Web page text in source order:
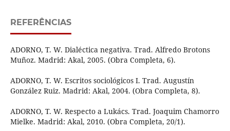
REFERÊNCIAS
ADORNO, T. W. Dialéctica negativa. Trad. Alfredo Brotons
Muñoz. Madrid: Akal, 2005. (Obra Completa, 6).
ADORNO, T. W. Escritos sociológicos I. Trad. Augustín
González Ruiz. Madrid: Akal, 2004. (Obra Completa, 8).
ADORNO, T. W. Respecto a Lukács. Trad. Joaquim Chamorro
Mielke. Madrid: Akal, 2010. (Obra Completa, 20/1).